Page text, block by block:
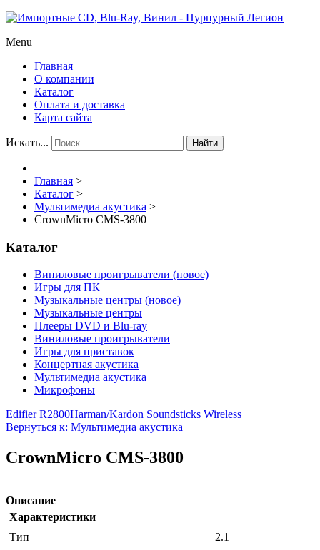
Menu
Главная
О компании
Каталог
Оплата и доставка
Карта сайта
Искать... Найти
Главная >
Каталог >
Мультимедиа акустика >
CrownMicro CMS-3800
Каталог
Виниловые проигрыватели (новое)
Игры для ПК
Музыкальные центры (новое)
Музыкальные центры
Плееры DVD и Blu-ray
Виниловые проигрыватели
Игры для приставок
Концертная акустика
Мультимедиа акустика
Микрофоны
Edifier R2800Harman/Kardon Soundsticks Wireless
Вернуться к: Мультимедиа акустика
CrownMicro CMS-3800
Описание
Характеристики
Тип
2.1